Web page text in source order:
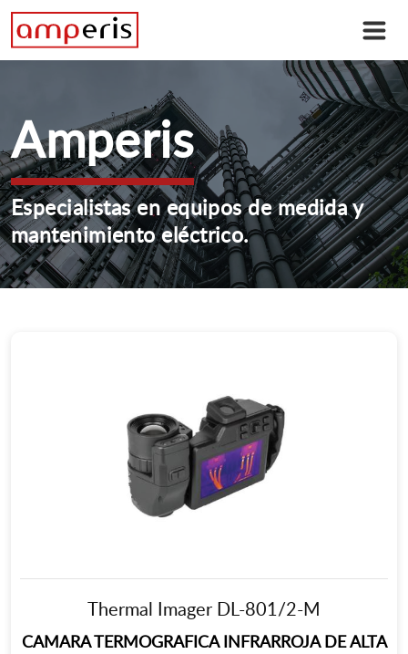
Amperis
Especialistas en equipos de medida y
mantenimiento eléctrico.
Thermal Imager DL-801/2-M
CAMARA TERMOGRAFICA INFRARROJA DE ALTA